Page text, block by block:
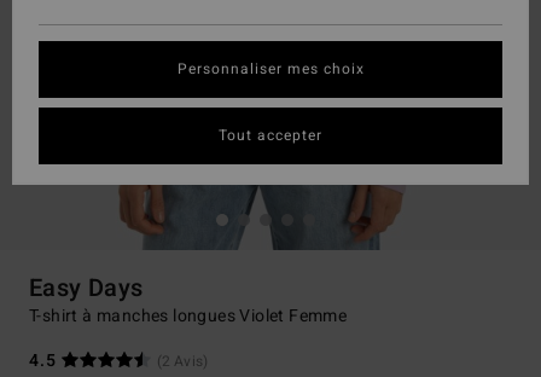
Easy Days
T-shirt à manches longues Violet Femme
4.5
(2 Avis)
Personnaliser mes choix
Tout accepter